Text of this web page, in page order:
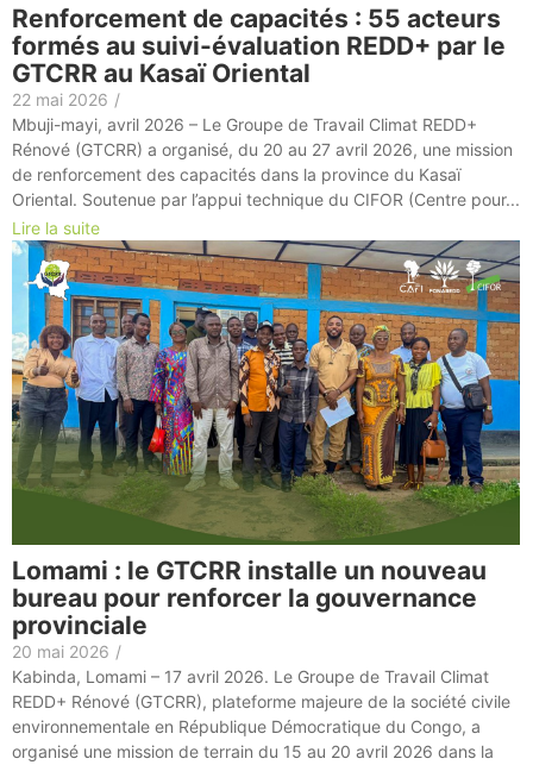
Renforcement de capacités : 55 acteurs
formés au suivi-évaluation REDD+ par le
GTCRR au Kasaï Oriental
22 mai 2026 /
Mbuji-mayi, avril 2026 – Le Groupe de Travail Climat REDD+
Rénové (GTCRR) a organisé, du 20 au 27 avril 2026, une mission
de renforcement des capacités dans la province du Kasaï
Oriental. Soutenue par l’appui technique du CIFOR (Centre pour...
Lire la suite
Lomami : le GTCRR installe un nouveau
bureau pour renforcer la gouvernance
provinciale
20 mai 2026 /
Kabinda, Lomami – 17 avril 2026. Le Groupe de Travail Climat
REDD+ Rénové (GTCRR), plateforme majeure de la société civile
environnementale en République Démocratique du Congo, a
organisé une mission de terrain du 15 au 20 avril 2026 dans la